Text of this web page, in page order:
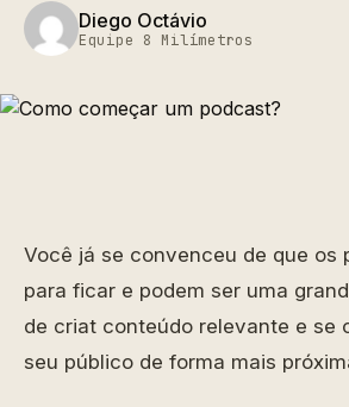
Diego Octávio
Equipe 8 Milímetros
Você já se convenceu de que os
para ficar e podem ser uma
de criat conteúdo relevante e se
seu público de forma mais